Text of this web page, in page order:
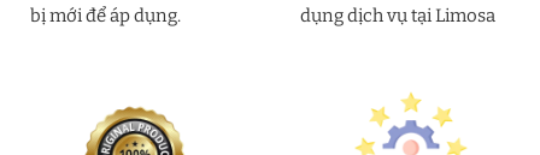
bị mới để áp dụng.
dụng dịch vụ tại Limosa